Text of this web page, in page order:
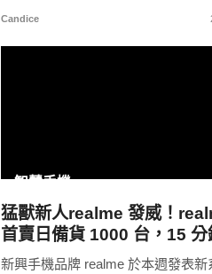
Candice
智慧手機
猛獸新人realme 發威！
首賣日備貨 1000 台，15 分
光！
新興手機品牌 realme 於本週發表新